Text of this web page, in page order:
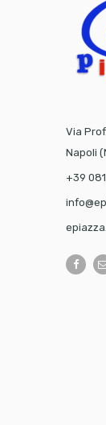
Via
Napoli
+39